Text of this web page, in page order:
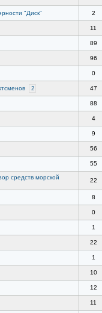
"Диск" 2
11
89
96
0
2 47
88
4
9
56
55
средств морской
22
8
0
1
22
1
10
12
11